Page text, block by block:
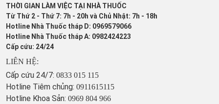
THỜI GIAN LÀM VIỆC TẠI NHÀ THUỐC
Từ Thứ 2 - Thứ 7: 7h - 20h và Chủ Nhật: 7h - 18h
Hotline Nhà Thuốc tháp D: 0969579066
Hotline Nhà Thuốc tháp A: 0982424223
Cấp cứu: 24/24
LIÊN HỆ:
Cấp cứu 24/7: 0833 015 115
Hotline Tiêm chủng: 0911615115
Hotline Khoa Sản: 0969 804 966